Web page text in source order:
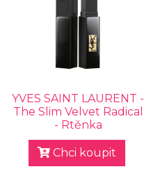
YVES SAINT LAURENT -
The Slim Velvet Radical
- Rtěnka
Chci koupit